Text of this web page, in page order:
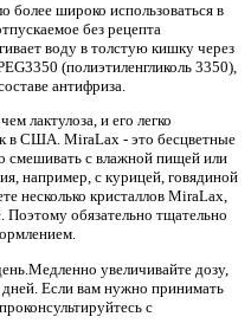
более широко использоваться в
без рецепта
воду в толстую кишку через
(полиэтиленгликоль 3350),
антифриза.
лактулоза, и его легко
в США. MiraLax - это бесцветные
смешивать с влажной пищей или
например, с курицей, говядиной
несколько кристаллов MiraLax,
Поэтому обязательно тщательно
увеличивайте дозу,
дней. Если вам нужно принимать
с